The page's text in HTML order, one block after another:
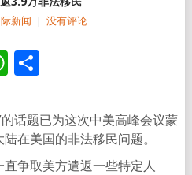
新闻 | 没有评论
WhatsApp
分
话题已为这次中美高峰会议蒙
在美国的非法移民问题。
争取美方遣返一些特定人